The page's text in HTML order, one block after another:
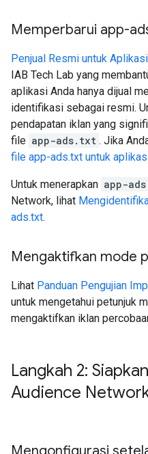
Memperbarui app-
Penjual Resmi untuk
IAB Tech Lab yang
aplikasi Anda hanya dijual
identifikasi sebagai resmi.
pendapatan iklan yang
file app-ads.txt . Jika
file app-ads.txt untuk
Untuk menerapkan app-
Network, lihat
ads.txt.
Mengaktifkan mode
Lihat Panduan Pengujian
untuk mengetahui petunjuk
mengaktifkan iklan
Langkah 2:
Audience